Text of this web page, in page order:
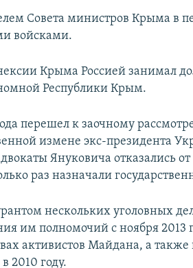
Совета министров Крыма в
войсками.
Крыма Россией занимал
Республики Крым.
перешел к заочному
измене экс-президента
Януковича отказались от
раз назначали
нескольких уголовных
им полномочий с ноября 2013
активистов Майдана, а также
2010 году.